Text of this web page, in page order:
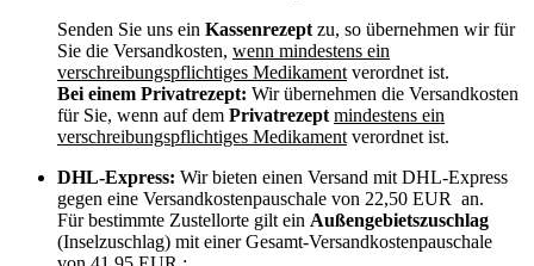
Senden Sie uns ein Kassenrezept zu, so übernehmen wir für
Sie die Versandkosten, wenn mindestens ein
verschreibungspflichtiges Medikament verordnet ist.
Bei einem Privatrezept: Wir übernehmen die Versandkosten
für Sie, wenn auf dem Privatrezept mindestens ein
verschreibungspflichtiges Medikament verordnet ist.
DHL-Express: Wir bieten einen Versand mit DHL-Express
gegen eine Versandkostenpauschale von 22,50 EUR an.
Für bestimmte Zustellorte gilt ein Außengebietszuschlag
(Inselzuschlag) mit einer Gesamt-Versandkostenpauschale